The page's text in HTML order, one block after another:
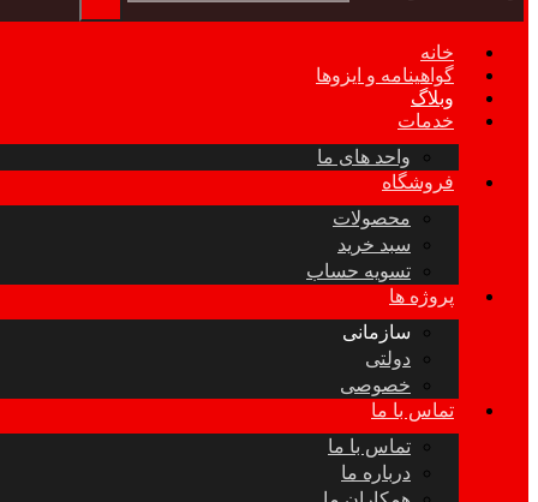
خانه
گواهینامه و ایزوها
وبلاگ
خدمات
واحد های ما
فروشگاه
محصولات
سبد خرید
تسویه حساب
پروژه ها
سازمانی
دولتی
خصوصی
تماس با ما
تماس با ما
درباره ما